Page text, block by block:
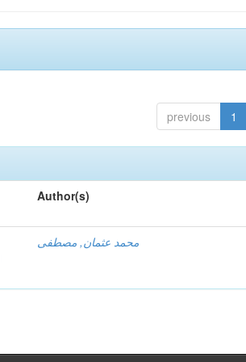
previous 1
Author(s)
محمد عثمان, مصطفى